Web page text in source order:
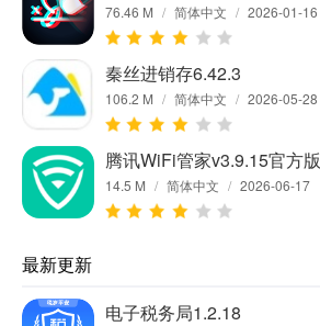
76.46 M / 简体中文 / 2026-01-16
秦丝进销存6.42.3
106.2 M / 简体中文 / 2026-05-28
腾讯WiFi管家v3.9.15官方版
14.5 M / 简体中文 / 2026-06-17
最新更新
电子税务局1.2.18